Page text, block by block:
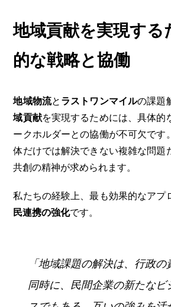
地域貢献を実現する
的な戦略と協働
地域物流と ラストワンマイルの課題
域貢献を実現するためには、具体的
ークホルダーとの協働が不可欠です
体だけでは解決できない複雑な問題
共創の精神が求められます。
私たちの経験上、最も効果的なアプ
民連携の強化です。
「地域課題の解決は、行政
同時に、民間企業の新たなビ